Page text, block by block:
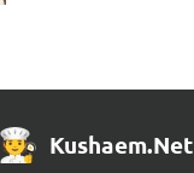
Kushaem.Net